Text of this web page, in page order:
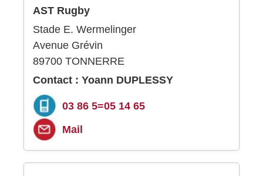
AST Rugby
Stade E. Wermelinger
Avenue Grévin
89700 TONNERRE
Contact : Yoann DUPLESSY
03 86 5=05 14 65
Mail